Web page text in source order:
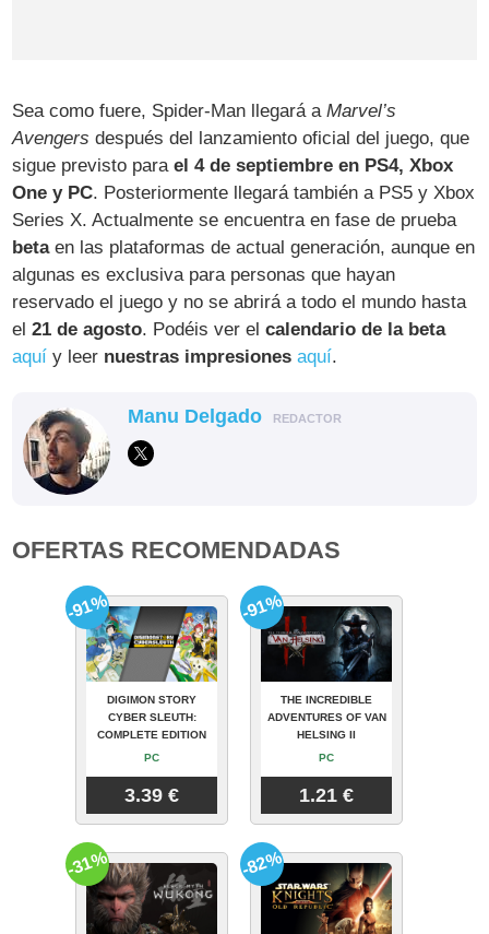
Sea como fuere, Spider-Man llegará aMarvel’s
Avengers después del lanzamiento oficial del juego, que
sigue previsto parael 4 de septiembre en PS4, Xbox
One y PC. Posteriormente llegará también a PS5 y Xbox
Series X. Actualmente se encuentra en fase de prueba
betaen las plataformas de actual generación, aunque en
algunas es exclusiva para personas que hayan
reservado el juego y no se abrirá a todo el mundo hasta
el21 de agosto. Podéis ver elcalendario de la beta
aquí y leer nuestras impresiones aquí.
Manu Delgado REDACTOR
OFERTAS RECOMENDADAS
DIGIMON STORY
CYBER SLEUTH:
COMPLETE EDITION
PC
3.39 €
-91%
THE INCREDIBLE
ADVENTURES OF VAN
HELSING II
PC
1.21 €
-91%
-31% -82%